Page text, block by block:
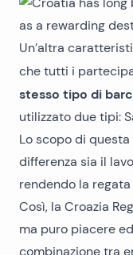
Un’altra
che tutti i
stesso tipo di
utilizzato due tipi:
Lo scopo di
differenza sia il
rendendo la
Così, la Croazia
ma puro piacere
combinazione tra